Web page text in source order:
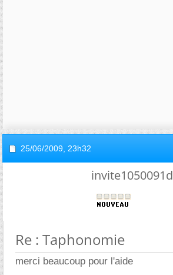
25/06/2009, 23h32
invite1050091d
Re : Taphonomie
merci beaucoup pour l'aide